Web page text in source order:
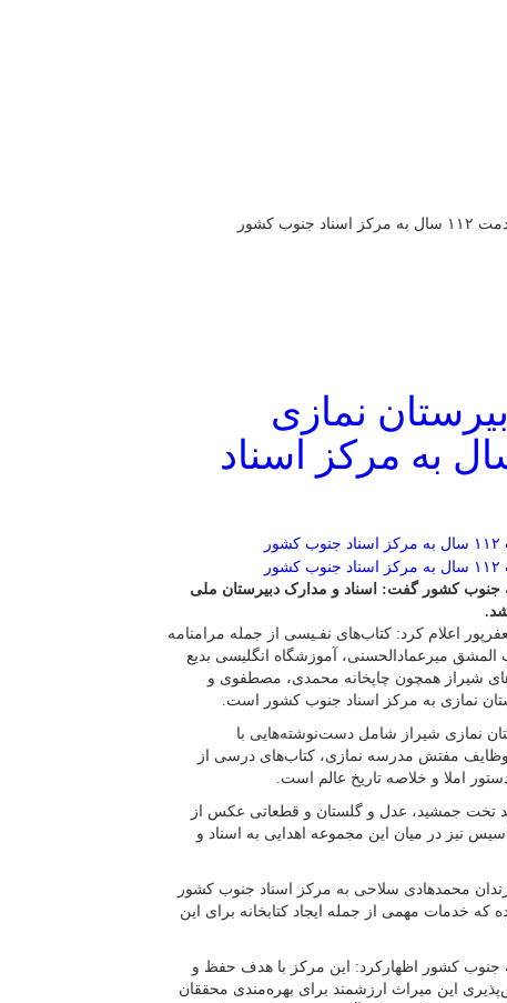
کشور
نمازی
با قدمت ۱۱۲ سال به مرکز اسناد
جنوب کشور گفت: اسناد و مدارک دبیرستان ملی
اعلام کرد: کتاب‌های نفـیسی از جمله مرامنامه
المشق میرعمادالحسنی، آموزشگاه انگلیسی بدیع
شیراز همچون چاپخانه محمدی، مصطفوی و
نمازی به مرکز اسناد جنوب کشور است.
نمازی شیراز شامل دست‌نوشته‌هایی با
مفتش مدرسه نمازی، کتاب‌های درسی از
املا و خلاصه تاریخ عالم است.
تخت جمشید، عدل و گلستان و قطعاتی عکس از
نیز در میان این مجموعه اهدایی به اسناد و
محمدهادی سلاحی به مرکز اسناد جنوب کشور
که خدمات مهمی از جمله ایجاد کتابخانه برای این
جنوب کشور اظهارکرد: این مرکز با هدف حفظ و
این میراث ارزشمند برای بهره‌مندی محققان